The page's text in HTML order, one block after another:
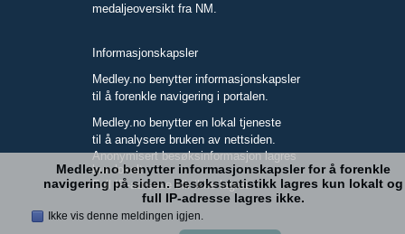
medaljeoversikt fra NM.
Informasjonskapsler
Medley.no benytter informasjonskapsler
til å forenkle navigering i portalen.
Medley.no benytter en lokal tjeneste
til å analysere bruken av nettsiden.
Anonymisert besøksinformasjon lagres
kun lokalt.
Full IP-adresse blir ikke lagret.
Medley.no benytter informasjonskapsler for å forenkle
navigering på siden. Besøksstatistikk lagres kun lokalt og
full IP-adresse lagres ikke.
Ikke vis denne meldingen igjen.